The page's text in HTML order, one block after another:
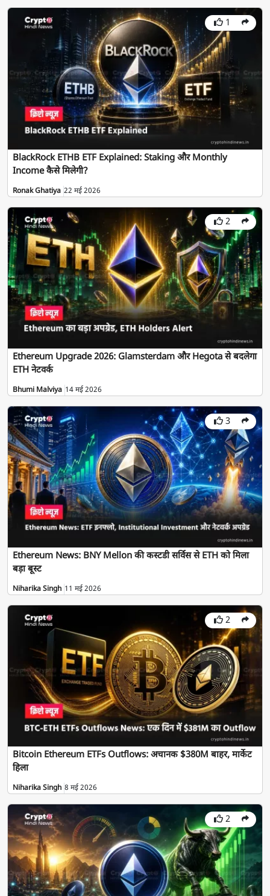
1
BlackRock ETHB ETF Explained: Staking और Monthly
Income कैसे मिलेगी?
Ronak Ghatiya 22 मई 2026
2
Ethereum Upgrade 2026: Glamsterdam और Hegota से बदलेगा
ETH नेटवर्क
Bhumi Malviya 14 मई 2026
3
Ethereum News: BNY Mellon की कस्टडी सर्विस से ETH को मिला
बड़ा बूस्ट
Niharika Singh 11 मई 2026
2
Bitcoin Ethereum ETFs Outflows: अचानक $380M बाहर, मार्केट
हिला
Niharika Singh 8 मई 2026
2